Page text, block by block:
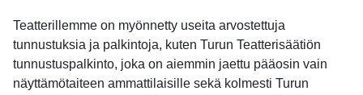
Teatterillemme on myönnetty useita arvostettuja
tunnustuksia ja palkintoja, kuten Turun Teatterisäätiön
tunnustuspalkinto, joka on aiemmin jaettu pääosin vain
näyttämötaiteen ammattilaisille sekä kolmesti Turun